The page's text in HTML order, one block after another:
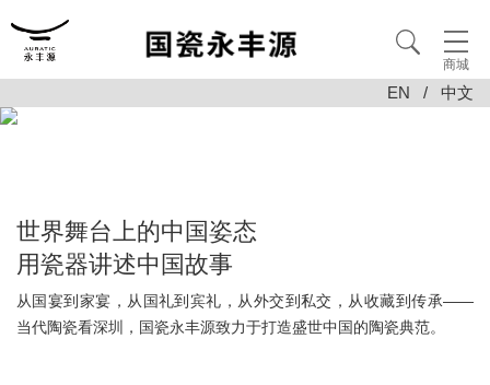
商城
EN / 中文
世界舞台上的中国姿态
用瓷器讲述中国故事
从国宴到家宴，从国礼到宾礼，从外交到私交，从收藏到传承——
当代陶瓷看深圳，国瓷永丰源致力于打造盛世中国的陶瓷典范。